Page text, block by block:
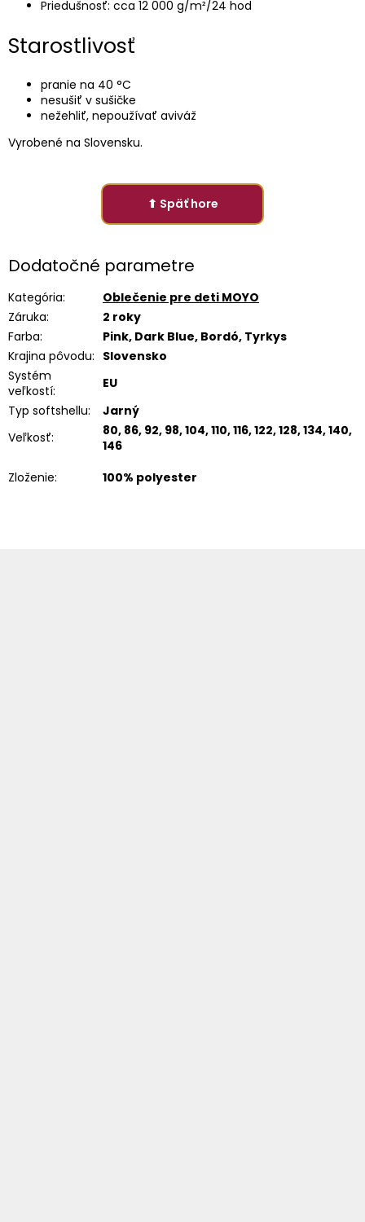
Priedušnosť: cca 12 000 g/m²/24 hod
Starostlivosť
pranie na 40 °C
nesušiť v sušičke
nežehliť, nepoužívať aviváž
Vyrobené na Slovensku.
⬆ Späť hore
Dodatočné parametre
Kategória:
Oblečenie pre deti MOYO
Záruka:
2 roky
Farba:
Pink, Dark Blue, Bordó, Tyrkys
Krajina pôvodu: Slovensko
Systém
veľkostí:
EU
Typ softshellu:
Jarný
Veľkosť:
80, 86, 92, 98, 104, 110, 116, 122, 128, 134, 140,
146
Zloženie: 100% polyester